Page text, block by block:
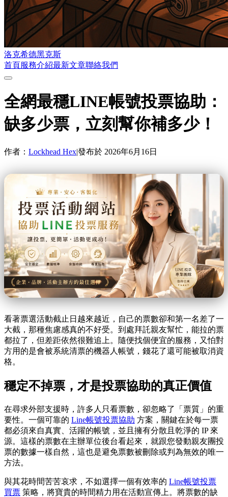
洛克希德黑克斯
首頁服務介紹最新文章聯絡我們
全網最穩LINE帳號投票協助：
缺多少票，立刻幫你補多少！
作者： Lockhead Hex|發布於 2026年6月16日
看著票選活動截止日越來越近，自己的票數卻和第一名差了一
大截，那種焦慮感真的不好受。到處拜託親友幫忙，能拉的票
都拉了，但差距依然很難追上。隨便找個便宜的服務，又怕對
方用的是會被系統清票的機器人帳號，錢花了還可能被取消資
格。
穩定不掉票，才是投票協助的真正價值
在尋求外部支援時，許多人只看票數，卻忽略了「票質」的重
要性。一個可靠的 Line帳號投票協助 方案，關鍵在於每一票
都必須來自真實、活躍的帳號，並且擁有分散且乾淨的 IP 來
源。這樣的票數在主辦單位後台看起來，就跟您發動親友團投
票的數據一樣自然，這也是避免票數被刪除或判為無效的唯一
方法。
與其花時間苦苦哀求，不如選擇一個有效率的 Line帳號投票
買票 策略，將寶貴的時間精力用在活動宣傳上。將票數的缺